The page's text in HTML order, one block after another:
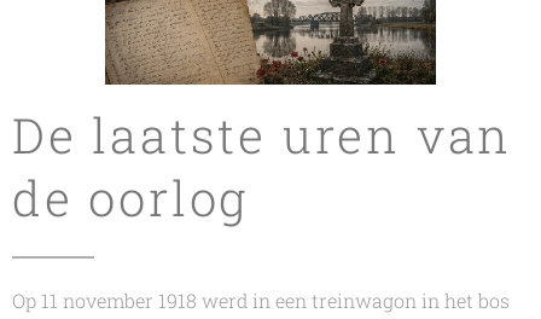
De laatste uren van
de oorlog
Op 11 november 1918 werd in een treinwagon in het bos